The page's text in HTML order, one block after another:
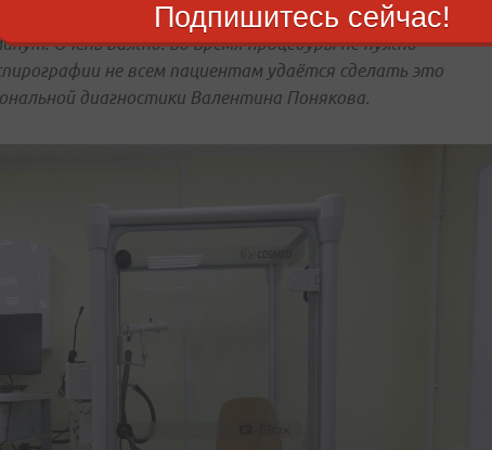
Исследование абсолютно безопасно для
Очень важно: во время процедуры не нужно
не всем пациентам удаётся сделать это
диагностики Валентина Понякова.
Подпишитесь сейчас!